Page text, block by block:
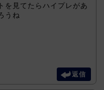
を見てたらハイプレがあ
うね
返信